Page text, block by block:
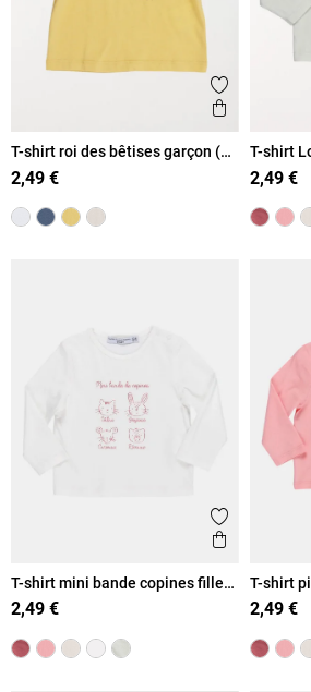
Ajouter aux
Aperçu
T-shirt roi des bêtises garçon (3-
36M)
2,49 €
T-shirt
2,49 €
Ajouter aux
Aperçu
T-shirt mini bande copines fille
(3-36M)
2,49 €
T-shirt
2,49 €